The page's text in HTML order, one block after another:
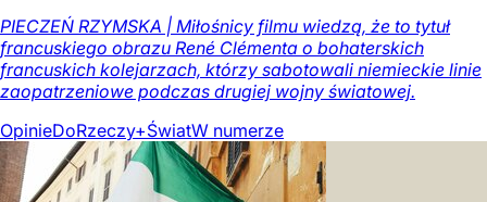
PIECZEŃ RZYMSKA | Miłośnicy filmu wiedzą, że to tytuł
francuskiego obrazu René Clémenta o bohaterskich
francuskich kolejarzach, którzy sabotowali niemieckie linie
zaopatrzeniowe podczas drugiej wojny światowej.
OpinieDoRzeczy+ŚwiatW numerze